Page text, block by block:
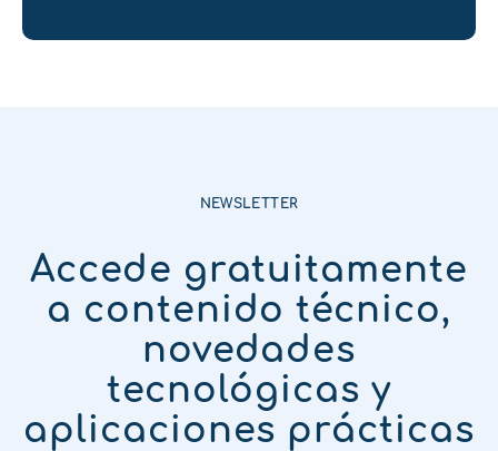
NEWSLETTER
Accede gratuitamente
a contenido técnico,
novedades
tecnológicas y
aplicaciones prácticas